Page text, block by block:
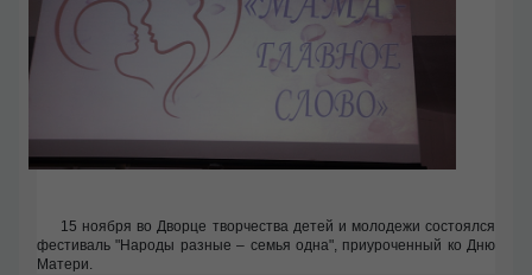
15 ноября во Дворце творчества детей и молодежи состоялся
фестиваль "Народы разные – семья одна", приуроченный ко Дню
Матери.